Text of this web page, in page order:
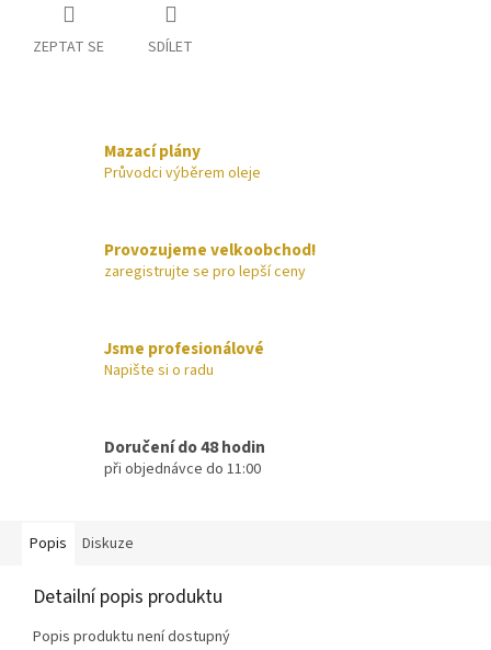
ZEPTAT SE SDÍLET
Mazací plány
Průvodci výběrem oleje
Provozujeme velkoobchod!
zaregistrujte se pro lepší ceny
Jsme profesionálové
Napište si o radu
Doručení do 48 hodin
při objednávce do 11:00
Popis Diskuze
Detailní popis produktu
Popis produktu není dostupný